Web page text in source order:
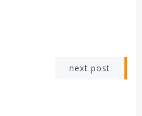
next post